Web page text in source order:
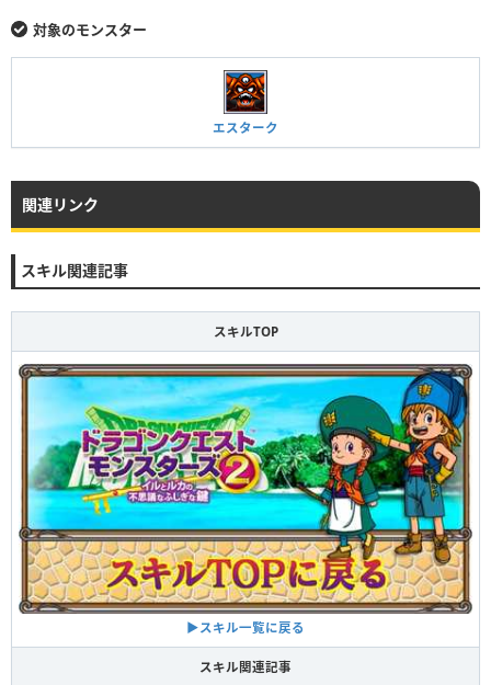
対象のモンスター
エスターク
関連リンク
スキル関連記事
スキルTOP
▶スキル一覧に戻る
スキル関連記事